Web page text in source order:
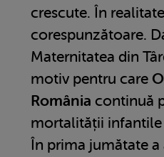
crescute. În
corespunzătoare.
Maternitatea din
motiv pentru care
România continuă
mortalității infantile
În prima jumătate